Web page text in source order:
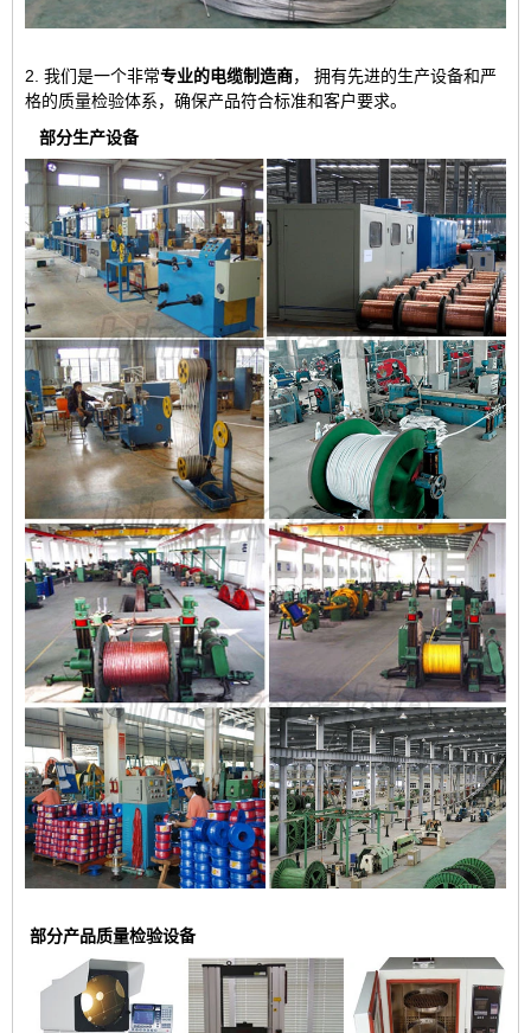
2. 我们是一个非常专业的电缆制造商，
拥有先进的生产设备和严
格的质量检验体系，确保产品符合标准和客户要求。
部分生产设备
部分产品质量检验设备